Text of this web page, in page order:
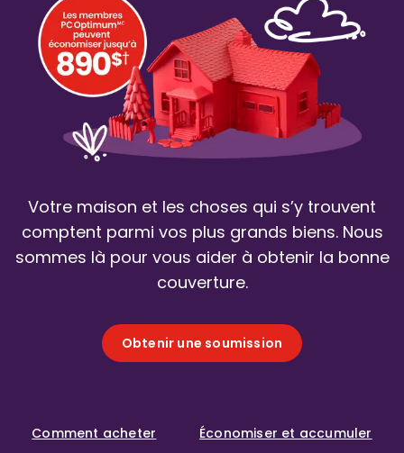
Votre maison et les choses qui s’y trouvent
comptent parmi vos plus grands biens. Nous
sommes là pour vous aider à obtenir la bonne
couverture.
Obtenir une soumission
Comment acheter
Économiser et accumuler